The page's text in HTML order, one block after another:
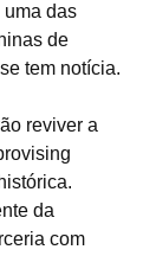
uma das
de
tem notícia.
reviver a
da
com